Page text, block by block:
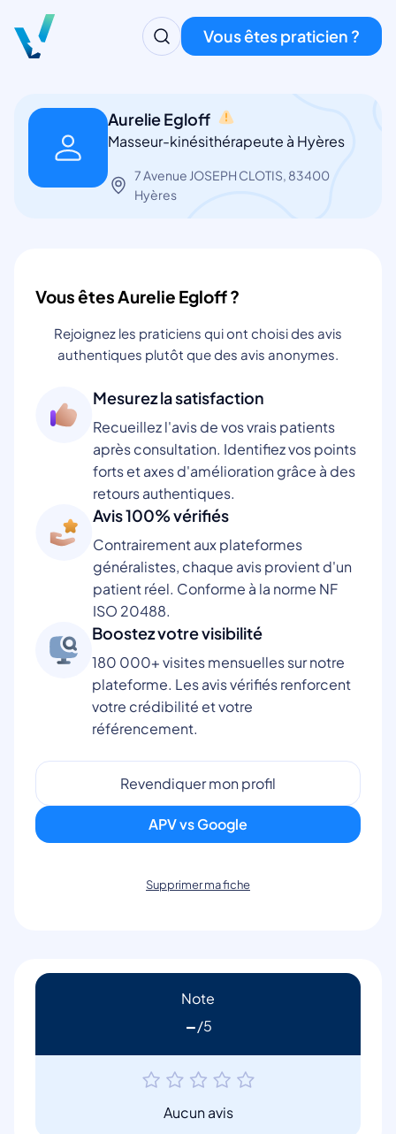
Vous êtes praticien ?
Aurelie Egloff
Masseur-kinésithérapeute à Hyères
7 Avenue JOSEPH CLOTIS, 83400
Hyères
Vous êtes Aurelie Egloff ?
Rejoignez les praticiens qui ont choisi des avis
authentiques plutôt que des avis anonymes.
Mesurez la satisfaction
Recueillez l'avis de vos vrais patients
après consultation. Identifiez vos points
forts et axes d'amélioration grâce à des
retours authentiques.
Avis 100% vérifiés
Contrairement aux plateformes
généralistes, chaque avis provient d'un
patient réel. Conforme à la norme NF
ISO 20488.
Boostez votre visibilité
180 000+ visites mensuelles sur notre
plateforme. Les avis vérifiés renforcent
votre crédibilité et votre
référencement.
Revendiquer mon profil
APV vs Google
Supprimer ma fiche
Note
-
Aucun avis